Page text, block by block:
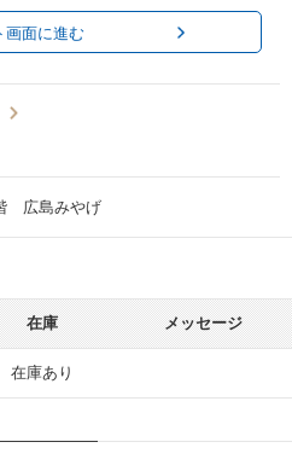
画面に進む
広島みやげ
在庫 メッセージ
在庫あり